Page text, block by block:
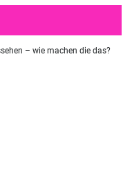
– wie machen die das?